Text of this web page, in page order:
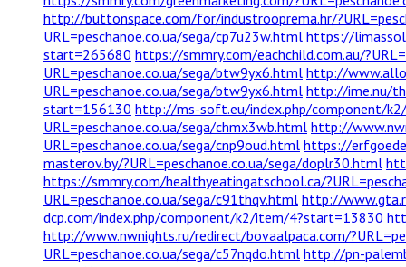
http://buttonspace.com/for/industrooprema.hr/
URL=peschanoe.co.ua/sega/cp7u23w.html https://
start=265680 https://smmry.com/eachchild.com.au/
URL=peschanoe.co.ua/sega/btw9yx6.html http://
URL=peschanoe.co.ua/sega/btw9yx6.html http://ime.nu/
start=156130 http://ms-soft.eu/index.php/component/
URL=peschanoe.co.ua/sega/chmx3wb.html http://
URL=peschanoe.co.ua/sega/cnp9oud.html https://
masterov.by/?URL=peschanoe.co.ua/sega/doplr30.html
https://smmry.com/healthyeatingatschool.ca/
URL=peschanoe.co.ua/sega/c91thqv.html http://
dcp.com/index.php/component/k2/item/4?start=13830
http://www.nwnights.ru/redirect/bovaalpaca.com/
URL=peschanoe.co.ua/sega/c57nqdo.html http://pn-